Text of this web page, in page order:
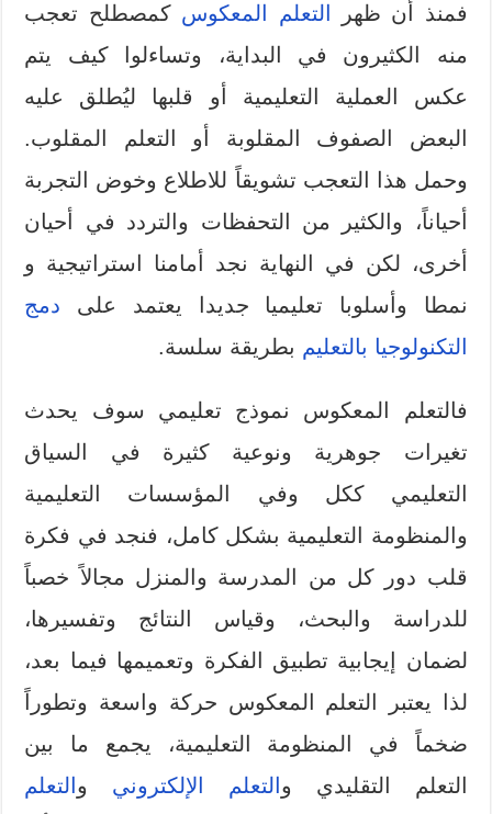
فمنذ أن ظهر التعلم المعكوس كمصطلح تعجب
منه الكثيرون في البداية، وتساءلوا كيف يتم
عكس العملية التعليمية أو قلبها ليُطلق عليه
البعض الصفوف المقلوبة أو التعلم المقلوب.
وحمل هذا التعجب تشويقاً للاطلاع وخوض التجربة
أحياناً، والكثير من التحفظات والتردد في أحيان
أخرى، لكن في النهاية نجد أمامنا استراتيجية و
نمطا وأسلوبا تعليميا جديدا يعتمد على دمج
التكنولوجيا بالتعليم بطريقة سلسة.
فالتعلم المعكوس نموذج تعليمي سوف يحدث
تغيرات جوهرية ونوعية كثيرة في السياق
التعليمي ككل وفي المؤسسات التعليمية
والمنظومة التعليمية بشكل كامل، فنجد في فكرة
قلب دور كل من المدرسة والمنزل مجالاً خصباً
للدراسة والبحث، وقياس النتائج وتفسيرها،
لضمان إيجابية تطبيق الفكرة وتعميمها فيما بعد،
لذا يعتبر التعلم المعكوس حركة واسعة وتطوراً
ضخماً في المنظومة التعليمية، يجمع ما بين
التعلم التقليدي و التعلم الإلكتروني و التعلم